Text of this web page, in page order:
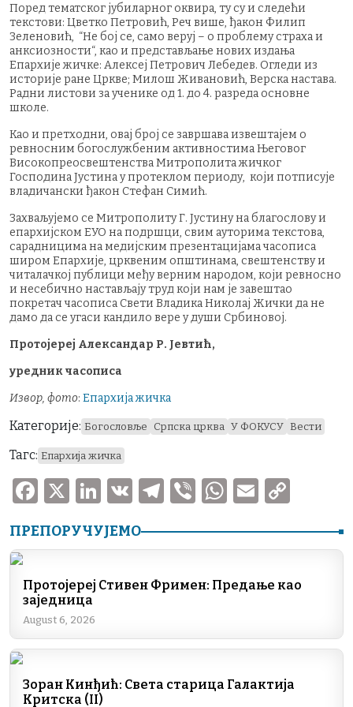
Поред тематског јубиларног оквира, ту су и следећи
текстови: Цветко Петровић, Реч више, ђакон Филип
Зеленовић, “Не бој се, само веруј – о проблему страха и
анксиозности“, као и представљање нових издања
Епархије жичке: Алексеј Петрович Лебедев. Огледи из
историје ране Цркве; Милош Живановић, Верска настава.
Радни листови за ученике од 1. до 4. разреда основне
школе.
Као и претходни, овај број се завршава извештајем о
ревносним богослужбеним активностима Његовог
Високопреосвештенства Митрополита жичког
Господина Јустина у протеклом периоду, који потписује
владичански ђакон Стефан Симић.
Захваљујемо се Митрополиту Г. Јустину на благослову и
епархијском ЕУО на подршци, свим ауторима текстова,
сарадницима на медијским презентацијама часописа
широм Епархије, црквеним општинама, свештенству и
читалачкој публици међу верним народом, који ревносно
и несебично настављају труд који нам је завештао
покретач часописа Свети Владика Николај Жички да не
дамо да се угаси кандило вере у души Србиновој.
Протојереј Александар Р. Јевтић,
уредник часописа
Извор, фото: Епархија жичка
Категорије: Богословље Српска црква У ФОКУСУ Вести
Тагс: Епархија жичка
F
c
b
o
o
X
Li
k
dI
V
T
e
a
V
er
W
at
A
p
E
ai p
Li
k
ПРЕПОРУЧУЈЕМО
Протојереј Стивен Фримен: Предање као
заједница
August 6, 2026
Зоран Кинђић: Света старица Галактија
Критска (II)